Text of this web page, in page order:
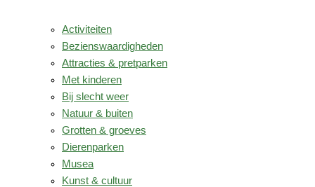
Activiteiten
Bezienswaardigheden
Attracties & pretparken
Met kinderen
Bij slecht weer
Natuur & buiten
Grotten & groeves
Dierenparken
Musea
Kunst & cultuur